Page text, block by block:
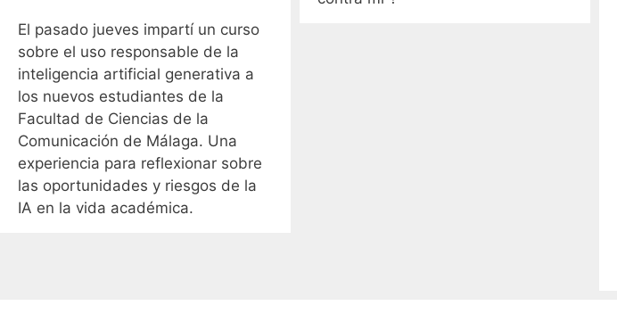
El pasado jueves impartí un curso
sobre el uso responsable de la
inteligencia artificial generativa a
los nuevos estudiantes de la
Facultad de Ciencias de la
Comunicación de Málaga. Una
experiencia para reflexionar sobre
las oportunidades y riesgos de la
IA en la vida académica.